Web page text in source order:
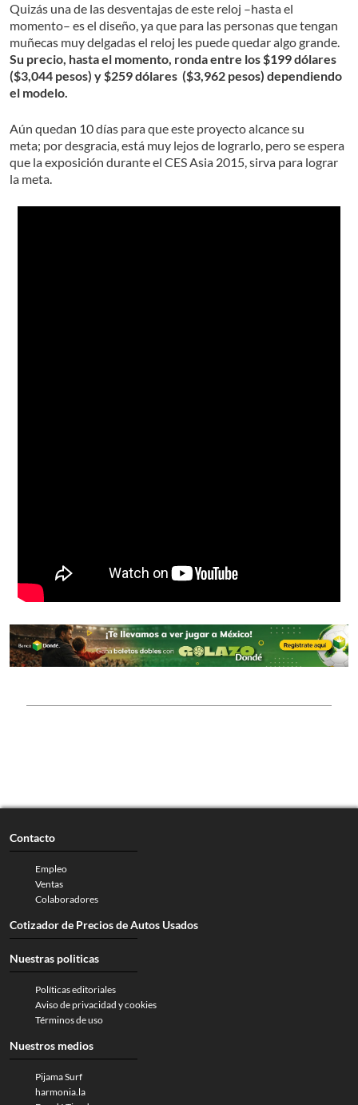
Quizás una de las desventajas de este reloj –hasta el
momento– es el diseño, ya que para las personas que tengan
muñecas muy delgadas el reloj les puede quedar algo grande.
Su precio, hasta el momento, ronda entre los $199 dólares
($3,044 pesos) y $259 dólares ($3,962 pesos) dependiendo
el modelo.
Aún quedan 10 días para que este proyecto alcance su
meta; por desgracia, está muy lejos de lograrlo, pero se espera
que la exposición durante el CES Asia 2015, sirva para lograr
la meta.
Contacto
Empleo
Ventas
Colaboradores
Cotizador de Precios de Autos Usados
Nuestras politicas
Políticas editoriales
Aviso de privacidad y cookies
Términos de uso
Nuestros medios
Pijama Surf
harmonia.la